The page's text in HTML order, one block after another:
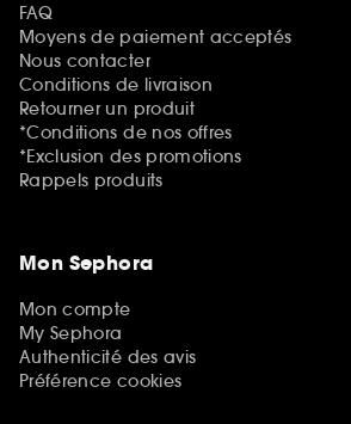
FAQ
Moyens de paiement acceptés
Nous contacter
Conditions de livraison
Retourner un produit
*Conditions de nos offres
*Exclusion des promotions
Rappels produits
Mon Sephora
Mon compte
My Sephora
Authenticité des avis
Préférence cookies